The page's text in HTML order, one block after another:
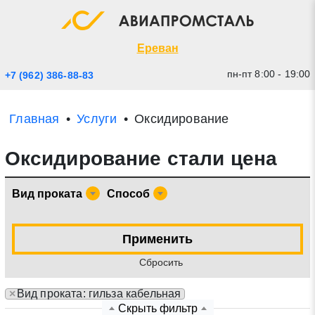
Ереван
+7 (962) 386-88-83 пн-пт 8:00 - 19:00
Главная Услуги Оксидирование
Оксидирование стали цена
Вид проката Способ
Применить
Cбросить
× Вид проката: гильза кабельная
Скрыть фильтр
Экспресс заявка
* - обязательные поля для заполнения
Прикрепить файл (до 20 mb)
Отправить заявку